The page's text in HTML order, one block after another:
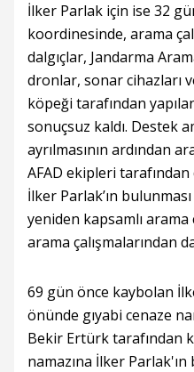
İlker Parlak için ise 32
koordinesinde, arama
dalgıçlar, Jandarma
dronlar, sonar cihazları
köpeği tarafından
sonuçsuz kaldı. Destek
ayrılmasının ardından
AFAD ekipleri
İlker Parlak’ın
yeniden kapsamlı arama
arama çalışmalarından
69 gün önce kaybolan
önünde gıyabi cenaze
Bekir Ertürk tarafından
namazına İlker Parlak'ın